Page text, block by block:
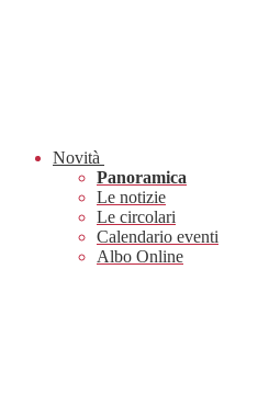
Novità
Panoramica
Le notizie
Le circolari
Calendario eventi
Albo Online